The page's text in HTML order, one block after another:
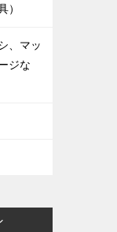
）
、マッ
ジな